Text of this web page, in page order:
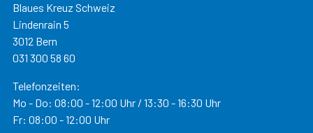
Blaues Kreuz Schweiz
Lindenrain 5
3012 Bern
031 300 58 60
Telefonzeiten:
Mo - Do: 08:00 - 12:00 Uhr / 13:30 - 16:30 Uhr
Fr: 08:00 - 12:00 Uhr